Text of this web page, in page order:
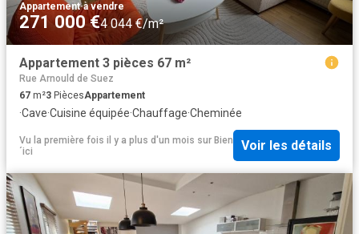
Appartement·à vendre
271 000 €4 044 €/m²
Appartement 3 pièces 67 m²
Rue Arnould de Suez
67 m²3 PiècesAppartement
·Cave·Cuisine équipée·Chauffage·Cheminée
Vu la première fois il y a plus d'un mois sur Bien
´ici
Voir les détails